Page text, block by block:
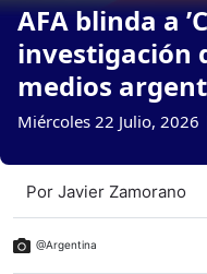
AFA blinda a
investigación
medios
Miércoles 22 Julio,
Por Javier Zamorano
@Argentina